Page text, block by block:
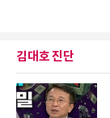
김대호 진단